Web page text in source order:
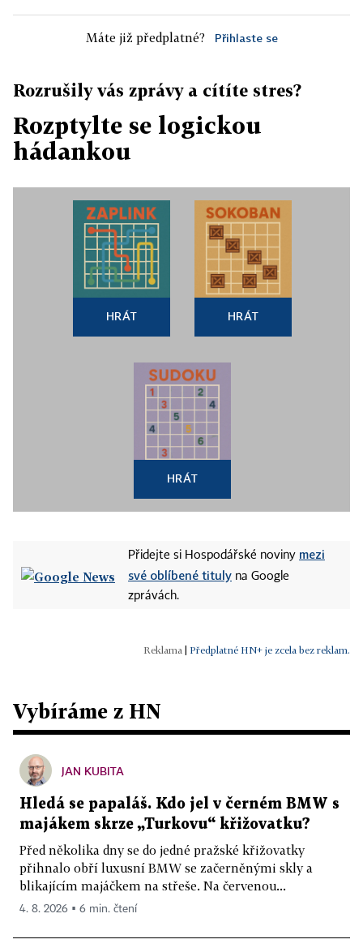
Máte již předplatné? Přihlaste se
Rozrušily vás zprávy a cítíte stres?
Rozptylte se logickou
hádankou
HRÁT HRÁT
HRÁT
Přidejte si Hospodářské noviny mezi
své oblíbené tituly na Google
zprávách.
Předplatné HN+ je zcela bez reklam.
Vybíráme z HN
JAN KUBITA
Hledá se papaláš. Kdo jel v černém BMW s
majákem skrze „Turkovu“ křižovatku?
Před několika dny se do jedné pražské křižovatky
přihnalo obří luxusní BMW se začerněnými skly a
blikajícím majáčkem na střeše. Na červenou...
4. 8. 2026 ▪ 6 min. čtení